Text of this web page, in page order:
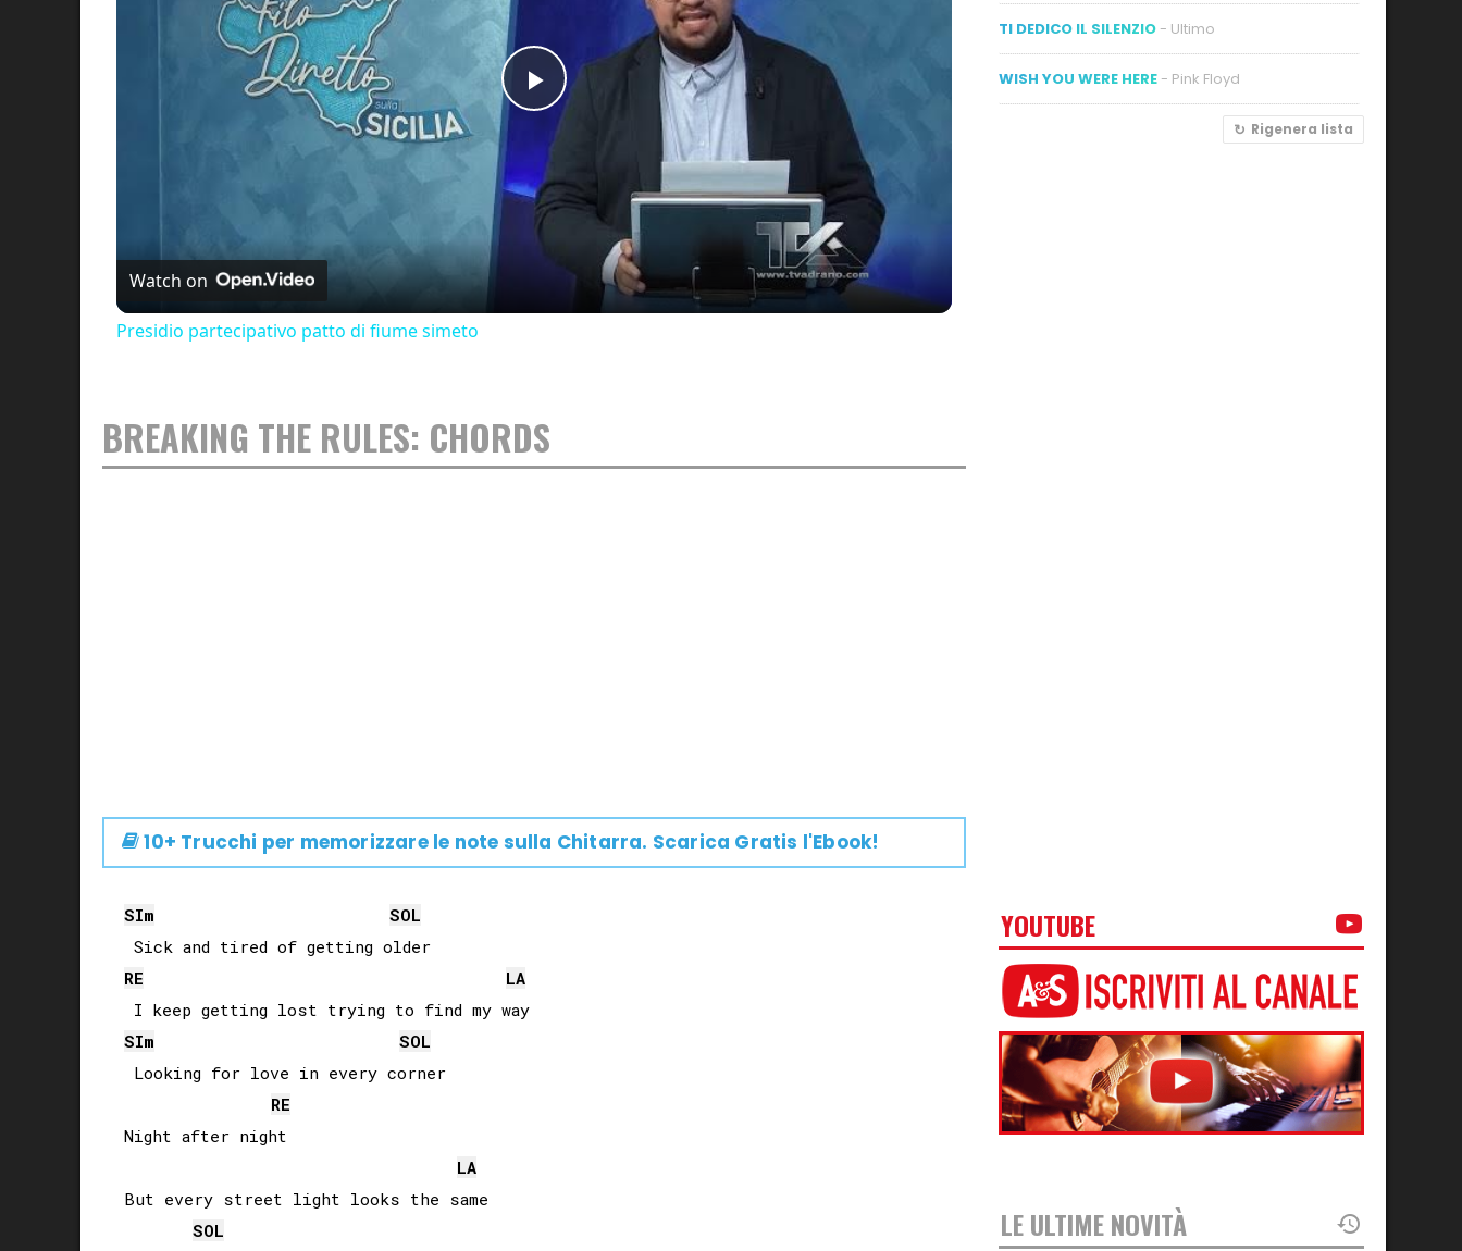
Play
Video
Watch on
Presidio partecipativo patto di fiume simeto
BREAKING THE RULES: CHORDS
10+ Trucchi per memorizzare le note sulla Chitarra. Scarica Gratis l'Ebook!
SIm
SOL
RE
LA
SIm
SOL
Looking for love in every corner
RE
Night after night
LA
But every street light looks the same
SOL
TI DEDICO IL SILENZIO - Ultimo
WISH YOU WERE HERE - Pink Floyd
Rigenera lista
YOUTUBE
LE ULTIME NOVITÀ